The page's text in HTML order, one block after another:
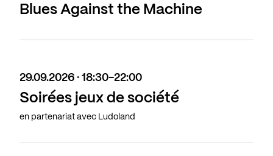
Blues Against the Machine
29.09.2026 · 18:30-22:00
Soirées jeux de société
en partenariat avec Ludoland